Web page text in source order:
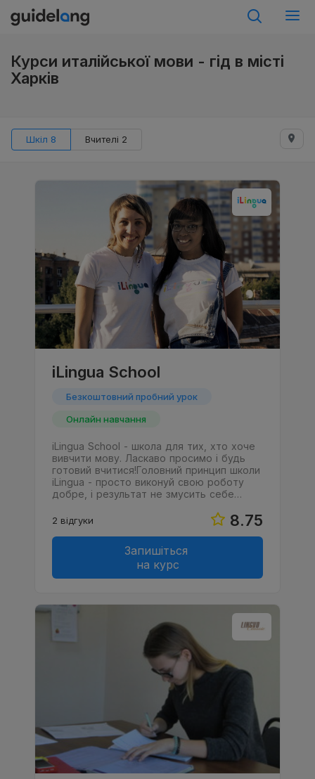
Курси италійської мови - гід в місті
Харків
Шкіл 8 Вчителі 2
iLingua School
Безкоштовний пробний урок
Онлайн навчання
iLingua School - школа для тих, хто хоче
вивчити мову. Ласкаво просимо і будь
готовий вчитися!Головний принцип школи
iLingua - просто виконуй свою роботу
добре, і результат не змусить себе…
8.75
2 відгуки
Запишіться
на курс